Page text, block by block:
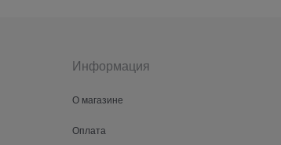
Информация
О магазине
Оплата